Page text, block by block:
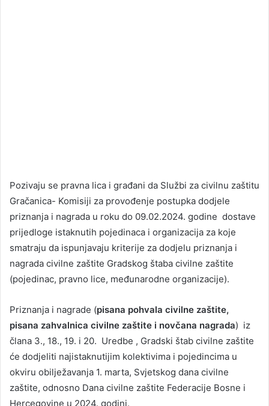
Pozivaju se pravna lica i građani da Službi za civilnu zaštitu
Gračanica- Komisiji za provođenje postupka dodjele
priznanja i nagrada u roku do 09.02.2024. godine dostave
prijedloge istaknutih pojedinaca i organizacija za koje
smatraju da ispunjavaju kriterije za dodjelu priznanja i
nagrada civilne zaštite Gradskog štaba civilne zaštite
(pojedinac, pravno lice, međunarodne organizacije).
Priznanja i nagrade (pisana pohvala civilne zaštite,
pisana zahvalnica civilne zaštite i novčana nagrada) iz
člana 3., 18., 19. i 20. Uredbe , Gradski štab civilne zaštite
će dodjeliti najistaknutijim kolektivima i pojedincima u
okviru obilježavanja 1. marta, Svjetskog dana civilne
zaštite, odnosno Dana civilne zaštite Federacije Bosne i
Hercegovine u 2024. godini.